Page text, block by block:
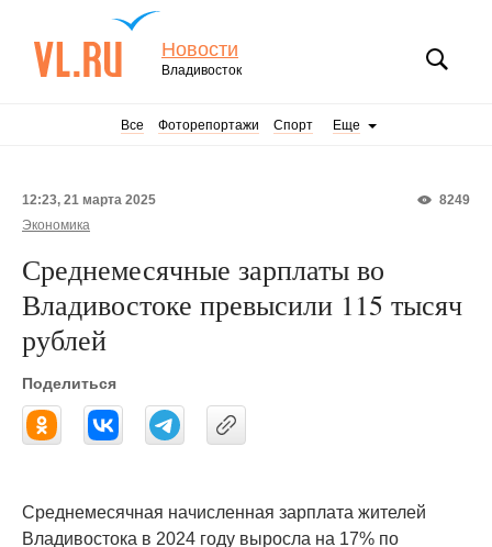
Новости
Владивосток
Все Фоторепортажи Спорт Еще
8249
12:23, 21 марта 2025
Экономика
Среднемесячные зарплаты во
Владивостоке превысили 115 тысяч
рублей
Поделиться
Среднемесячная начисленная зарплата жителей
Владивостока в 2024 году выросла на 17% по